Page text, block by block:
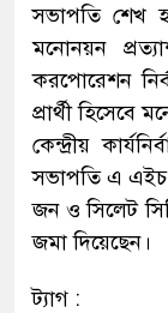
সভাপতি শেখ
মনোনয়ন
করপোরেশন
প্রার্থী
কেন্দ্রীয়
সভাপতি এ এইচ
জন ও সিলেট
জমা দিয়েছেন।
ট্যাগ :